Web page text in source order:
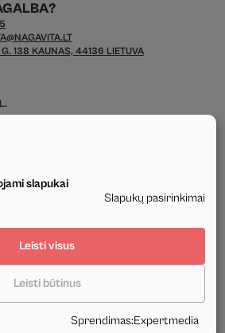
138 KAUNAS, 44136 LIETUVA
turinys priklauso UAB Nagavita ir negali būti
slapukai
Slapukų pasirinkimai
Leisti būtinus
Leisti visus
Sprendimas:Expertmedia